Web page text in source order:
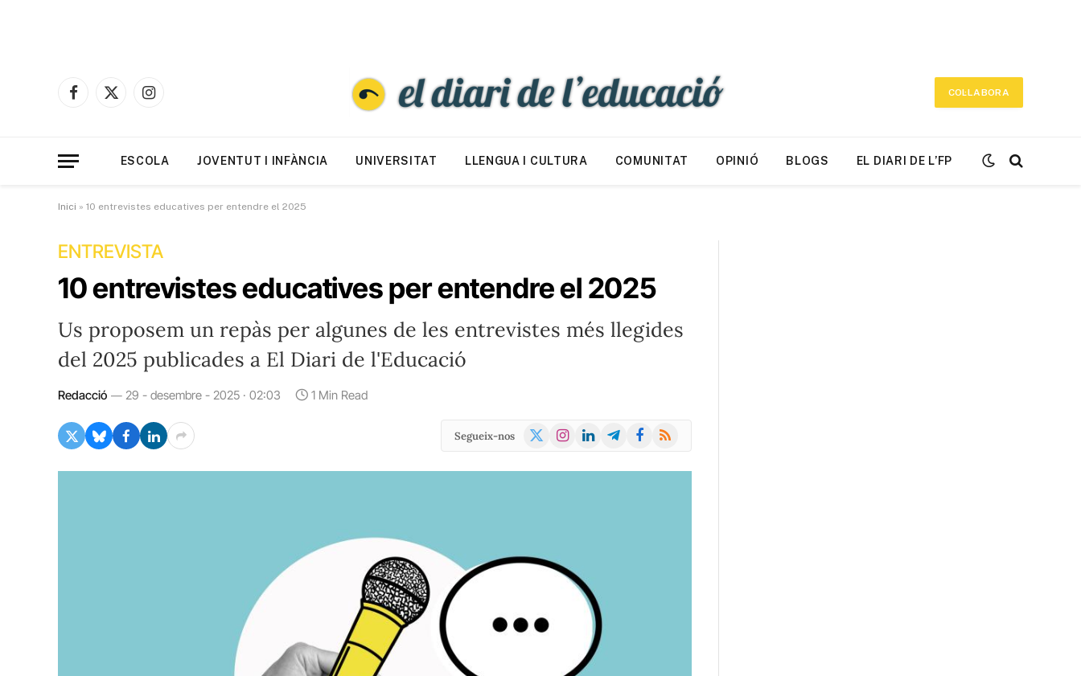
Facebook
X
Instagram
COL·LABORA
ESCOLA JOVENTUT I INFÀNCIA UNIVERSITAT LLENGUA I CULTURA COMUNITAT OPINIÓ BLOGS EL DIARI DE L’FP
Inici » 10 entrevistes educatives per entendre el 2025
ENTREVISTA
10 entrevistes educatives per entendre el 2025
Us proposem un repàs per algunes de les entrevistes més llegides
del 2025 publicades a El Diari de l'Educació
Redacció 29 - desembre - 2025 · 02:03 1 Min Read
Segueix-nos
X
Instagram
LinkedInTelegramFacebook
RSS